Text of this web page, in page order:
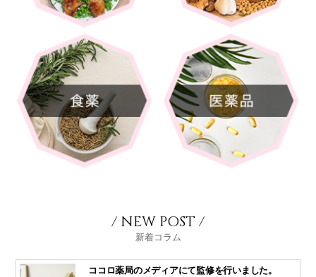
/ NEW POST /
新着コラム
ココロ薬局のメディアにて監修を行いました。